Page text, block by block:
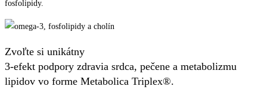
fosfolipidy.
Zvoľte si unikátny
3-efekt podpory zdravia srdca, pečene a metabolizmu
lipidov vo forme Metabolica Triplex®.